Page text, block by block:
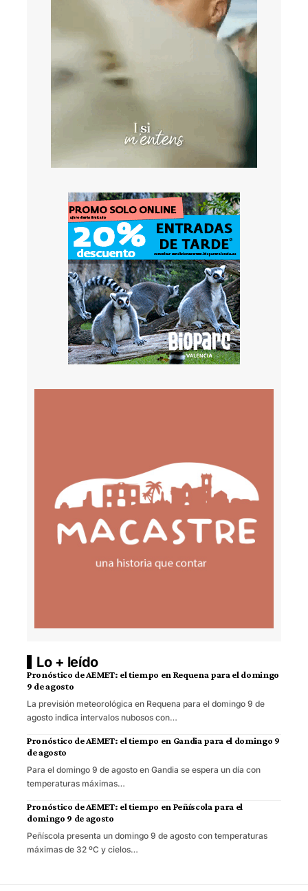
Lo + leído
Pronóstico de AEMET: el tiempo en Requena para el domingo
9 de agosto
La previsión meteorológica en Requena para el domingo 9 de
agosto indica intervalos nubosos con…
Pronóstico de AEMET: el tiempo en Gandia para el domingo 9
de agosto
Para el domingo 9 de agosto en Gandia se espera un día con
temperaturas máximas…
Pronóstico de AEMET: el tiempo en Peñíscola para el
domingo 9 de agosto
Peñíscola presenta un domingo 9 de agosto con temperaturas
máximas de 32 ºC y cielos…